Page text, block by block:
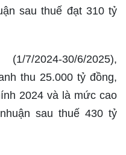
sau thuế đạt 310 tỷ
2024-30/6/2025),
thu 25.000 tỷ đồng,
2024 và là mức cao
sau thuế 430 tỷ